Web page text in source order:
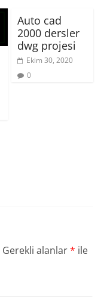
Auto cad
2000 dersler
dwg projesi
Ekim 30, 2020
0
Gerekli alanlar* ile